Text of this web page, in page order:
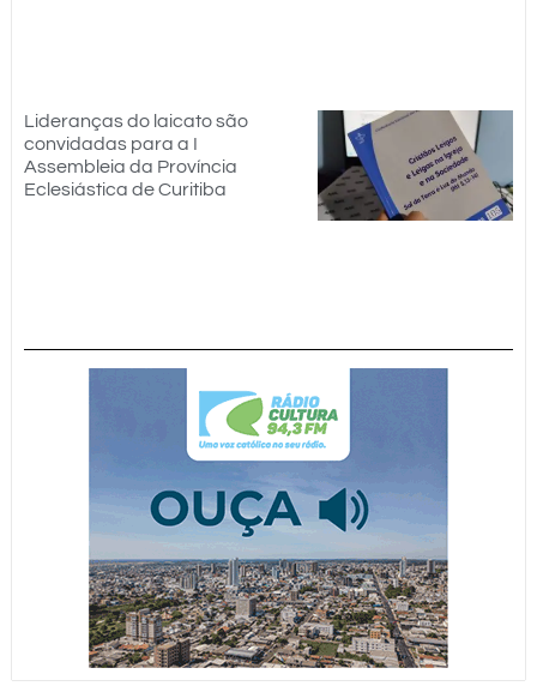
Lideranças do laicato são
convidadas para a I
Assembleia da Província
Eclesiástica de Curitiba